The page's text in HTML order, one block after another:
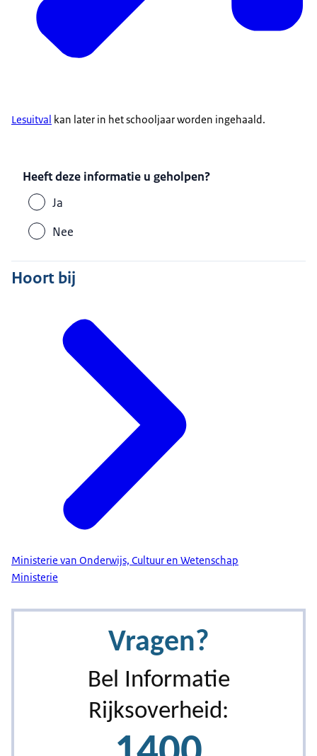
Lesuitval kan later in het schooljaar worden ingehaald.
Heeft deze informatie u geholpen?
Ja
Nee
Hoort bij
Ministerie van Onderwijs, Cultuur en Wetenschap
Ministerie